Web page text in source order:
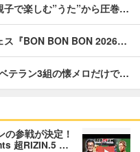
で楽しむ”うた”から圧巻…
ス『BON BON BON 2026…
テラン3組の懐メロだけで…
参戦が決定！
超RIZIN.5 …